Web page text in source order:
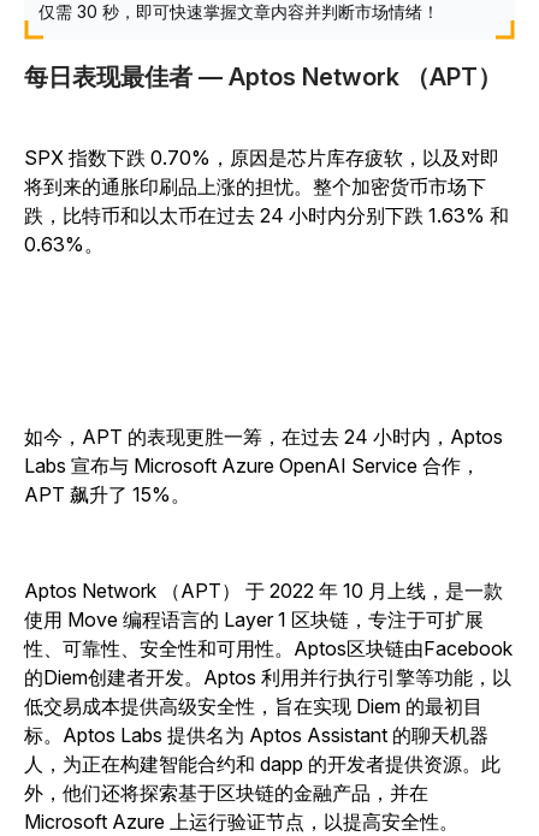
仅需 30 秒，即可快速掌握文章内容并判断市场情绪！
每日表现最佳者 — Aptos Network （APT）
SPX 指数下跌 0.70%，原因是芯片库存疲软，以及对即
将到来的通胀印刷品上涨的担忧。整个加密货币市场下
跌，比特币和以太币在过去 24 小时内分别下跌 1.63% 和
0.63%。
如今，APT 的表现更胜一筹，在过去 24 小时内，Aptos
Labs 宣布与 Microsoft Azure OpenAI Service 合作，
APT 飙升了 15%。
Aptos Network （APT） 于 2022 年 10 月上线，是一款
使用 Move 编程语言的 Layer 1 区块链，专注于可扩展
性、可靠性、安全性和可用性。Aptos区块链由Facebook
的Diem创建者开发。Aptos 利用并行执行引擎等功能，以
低交易成本提供高级安全性，旨在实现 Diem 的最初目
标。Aptos Labs 提供名为 Aptos Assistant 的聊天机器
人，为正在构建智能合约和 dapp 的开发者提供资源。此
外，他们还将探索基于区块链的金融产品，并在
Microsoft Azure 上运行验证节点，以提高安全性。